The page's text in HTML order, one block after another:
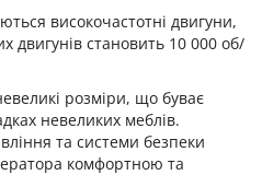
високочастотні двигуни,
двигунів становить 10 000 об/
розміри, що буває
невеликих меблів.
та системи безпеки
комфортною та